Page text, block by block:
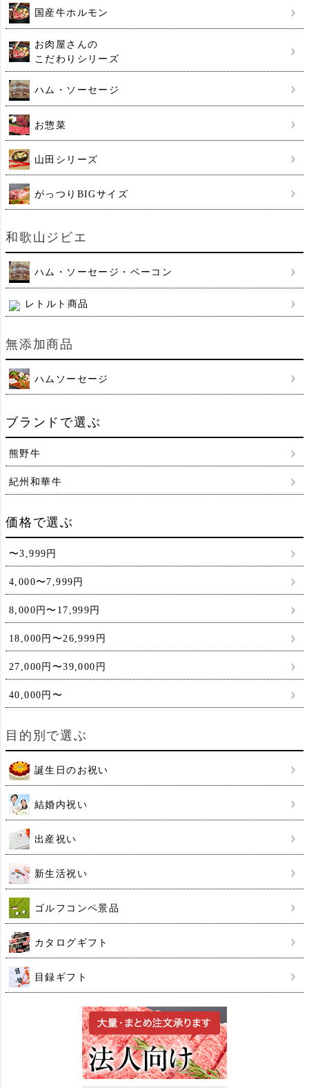
国産牛ホルモン
お肉屋さんの
こだわりシリーズ
ハム・ソーセージ
お惣菜
山田シリーズ
がっつりBIGサイズ
和歌山ジビエ
ハム・ソーセージ・ベーコン
レトルト商品
無添加商品
ハムソーセージ
ブランドで選ぶ
熊野牛
紀州和華牛
価格で選ぶ
〜3,999円
4,000〜7,999円
8,000円〜17,999円
18,000円〜26,999円
27,000円〜39,000円
40,000円〜
目的別で選ぶ
誕生日のお祝い
結婚内祝い
出産祝い
新生活祝い
ゴルフコンペ景品
カタログギフト
目録ギフト